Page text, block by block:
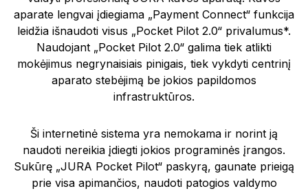
aparate lengvai įdiegiama „Payment Connect“ funkcija
leidžia išnaudoti visus „Pocket Pilot 2.0“ privalumus*.
Naudojant „Pocket Pilot 2.0“ galima tiek atlikti
mokėjimus negrynaisiais pinigais, tiek vykdyti centrinį
aparato stebėjimą be jokios papildomos
infrastruktūros.
Ši internetinė sistema yra nemokama ir norint ją
naudoti nereikia įdiegti jokios programinės įrangos.
Sukūrę „JURA Pocket Pilot“ paskyrą, gaunate prieigą
prie visa apimančios, naudoti patogios valdymo